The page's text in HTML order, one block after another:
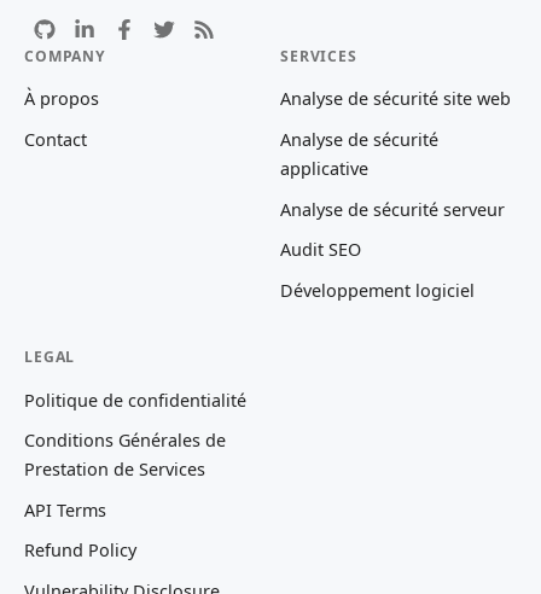
COMPANY
À propos
Contact
SERVICES
Analyse de sécurité site web
Analyse de sécurité
applicative
Analyse de sécurité serveur
Audit SEO
Développement logiciel
LEGAL
Politique de confidentialité
Conditions Générales de
Prestation de Services
API Terms
Refund Policy